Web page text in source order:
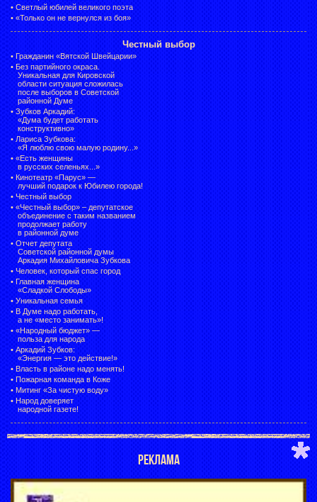
• Светлый юбилей великого поэта
• «Только он не вернулся из боя»
Честный выбор
• Гражданин «Вятской Швейцарии»
• Без партийного окраса.
Уникальная для Кировской
области ситуация сложилась
после выборов в Советской
районной Думе
• Зубков Аркадий:
«Дума будет работать
конструктивно»
• Лариса Зубкова:
«Я люблю свою малую родину...»
• «Есть женщины
в русских селеньях...»
• Кинотеатр «Парус» —
лучший подарок к Юбилею города!
• Честный выбор
• «Честный выбор» – депутатское
объединение с таким названием
продолжает работу
в районной думе
• Отчет депутата
Советской районной думы
Аркадия Михайловича Зубкова
• Человек, который спас город
• Главная женщина
«Сладкой Слободы»
• Уникальная семья
• В Думе надо работать,
а не «место занимать»!
• «Народный бюджет» —
польза для народа
• Аркадий Зубков:
«Энергия — это действие!»
• Власть в районе надо менять!
• Пожарная команда в Коже
• Митинг «За чистую воду»
• Народ доверяет
народной газете!
РЕКЛАМА